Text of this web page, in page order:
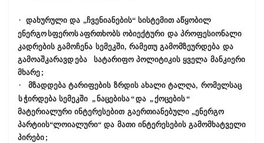
· დახურული და „ჩვენიანების“ სისტემით აწყობილ
ენერგოსფეროსაფრთხობს ობიექტური და პროფესიონალი
კადრების გამოჩენა სემეკში, რამეთუ გამომზეურდება და
გამოაშკარავდება
სატარიფო პოლიტიკის ყველა მანკიერი
მხარე;
·
მზადდება ტარიფების ზრდის ახალი ტალღა, რომელსაც
სჭირდება სემეკში „ნაცებისა“და „ქოცების“
მატერიალური ინტერესებით გაერთიანებული „ენერგო
პარტიის“ლოიალური“ და მათი ინტერესების გამომხატველი
პირები;